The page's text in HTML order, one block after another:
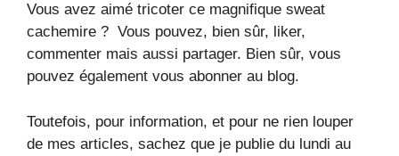
Vous avez aimé tricoter ce magnifique sweat
cachemire ? Vous pouvez, bien sûr, liker,
commenter mais aussi partager. Bien sûr, vous
pouvez également vous abonner au blog.
Toutefois, pour information, et pour ne rien louper
de mes articles, sachez que je publie du lundi au